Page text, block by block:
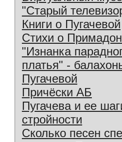
"Старый
Книги о Пугачевой
Стихи о
"Изнанка
платья" -
Пугачевой
Причёски АБ
Пугачева и ее
стройности
Сколько песен